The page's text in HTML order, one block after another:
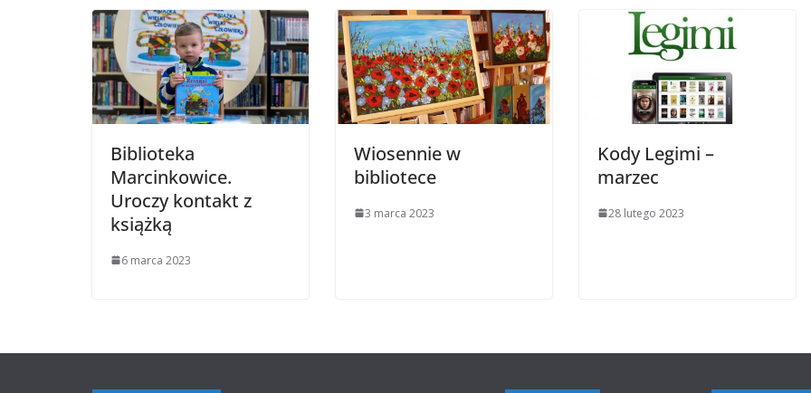
Biblioteka
Marcinkowice.
Uroczy kontakt z
książką
6 marca 2023
Wiosennie w
bibliotece
3 marca 2023
Kody Legimi –
marzec
28 lutego 2023